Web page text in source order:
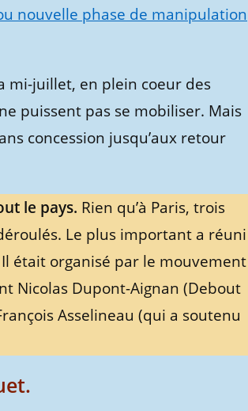
nouvelle phase de manipulation
mi-juillet, en plein coeur des
puissent pas se mobiliser. Mais
concession jusqu’aux retour
le pays. Rien qu’à Paris, trois
Le plus important a réuni
était organisé par le mouvement
Nicolas Dupont-Aignan (Debout
Asselineau (qui a soutenu